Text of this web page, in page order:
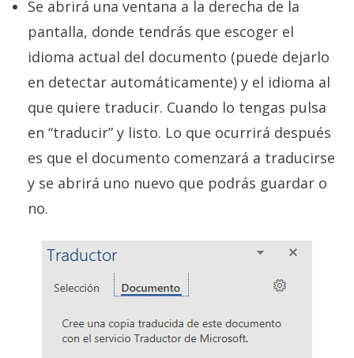
Se abrirá una ventana a la derecha de la
pantalla, donde tendrás que escoger el
idioma actual del documento (puede dejarlo
en detectar automáticamente) y el idioma al
que quiere traducir. Cuando lo tengas pulsa
en “traducir” y listo. Lo que ocurrirá después
es que el documento comenzará a traducirse
y se abrirá uno nuevo que podrás guardar o
no.